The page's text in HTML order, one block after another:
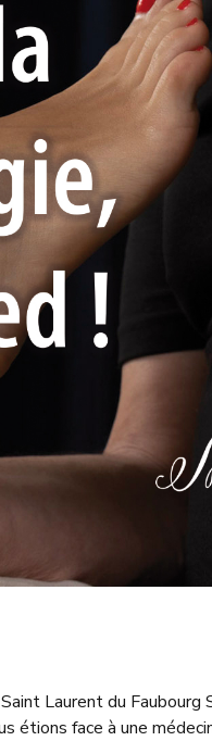
Laurent du
étions face à une